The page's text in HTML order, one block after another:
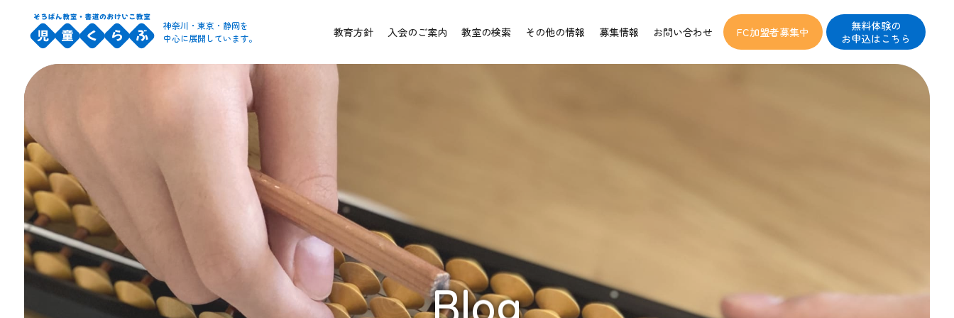
神奈川・東京・静岡を
中心に展開しています。
教育方針 入会のご案内 教室の検索 その他の情報 募集情報 お問い合わせ FC加盟者募集中
無料体験の
お申込はこちら
Blog